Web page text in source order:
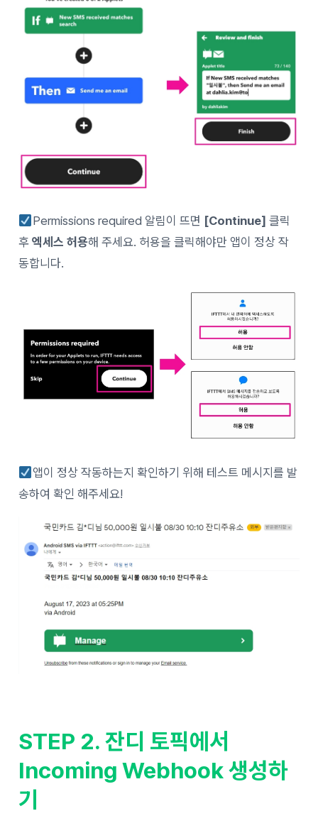
Permissions required 알림이 뜨면 [Continue] 클릭
후엑세스 허용해 주세요. 허용을 클릭해야만 앱이 정상 작
동합니다.
앱이 정상 작동하는지 확인하기 위해 테스트 메시지를 발
송하여 확인 해주세요!
STEP 2. 잔디 토픽에서
Incoming Webhook 생성하
기